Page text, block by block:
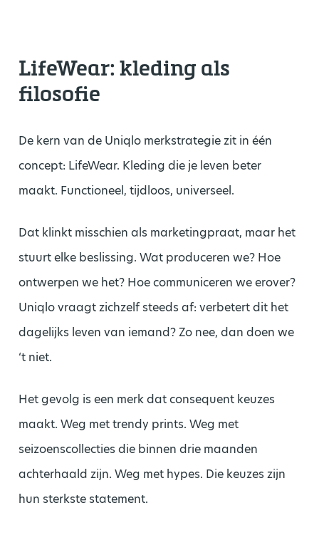
LifeWear: kleding als
filosofie
De kern van de Uniqlo merkstrategie zit in één
concept: LifeWear. Kleding die je leven beter
maakt. Functioneel, tijdloos, universeel.
Dat klinkt misschien als marketingpraat, maar het
stuurt elke beslissing. Wat produceren we? Hoe
ontwerpen we het? Hoe communiceren we erover?
Uniqlo vraagt zichzelf steeds af: verbetert dit het
dagelijks leven van iemand? Zo nee, dan doen we
‘t niet.
Het gevolg is een merk dat consequent keuzes
maakt. Weg met trendy prints. Weg met
seizoenscollecties die binnen drie maanden
achterhaald zijn. Weg met hypes. Die keuzes zijn
hun sterkste statement.